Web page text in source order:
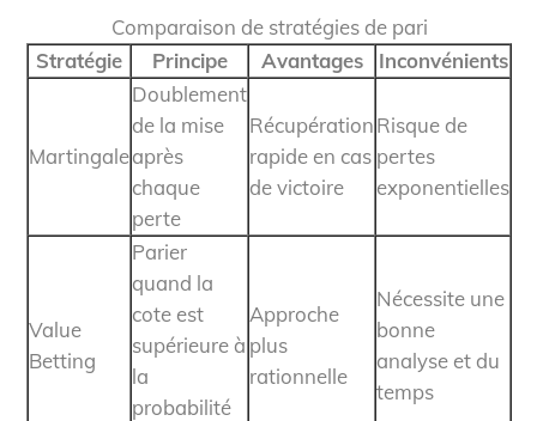
Comparaison de stratégies de pari
Stratégie
Principe Avantages Inconvénients
Martingale
Doublement
de la mise
après
chaque
perte
Récupération
rapide en cas
de victoire
Risque de
pertes
exponentielles
Value
Betting
Parier
quand la
cote est
supérieure à
la
probabilité
Approche
plus
rationnelle
Nécessite une
bonne
analyse et du
temps